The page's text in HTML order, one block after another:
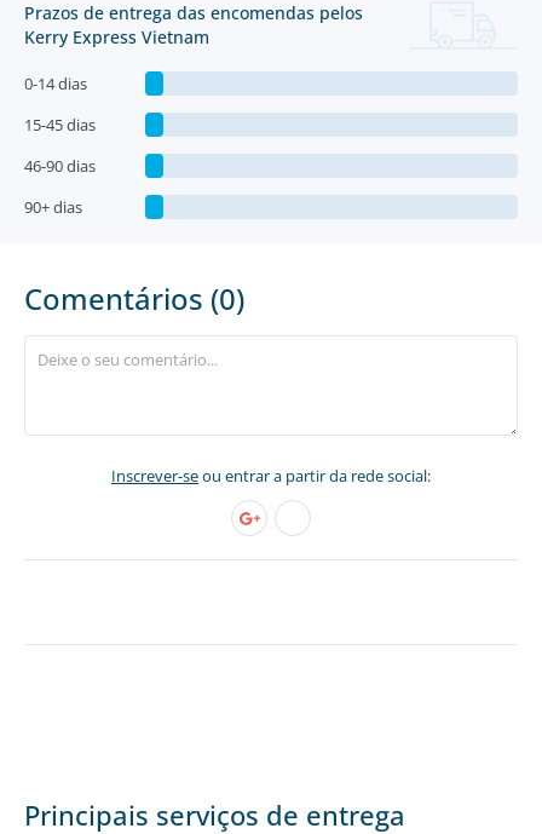
Prazos de entrega das encomendas pelos
Kerry Express Vietnam
0-14 dias
15-45 dias
46-90 dias
90+ dias
Comentários (0)
Inscrever-seou entrar a partir da rede social:
Principais serviços de entrega